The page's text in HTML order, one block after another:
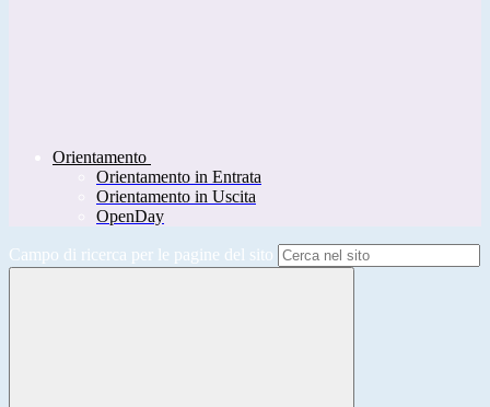
Orientamento
Orientamento in Entrata
Orientamento in Uscita
OpenDay
Campo di ricerca per le pagine del sito